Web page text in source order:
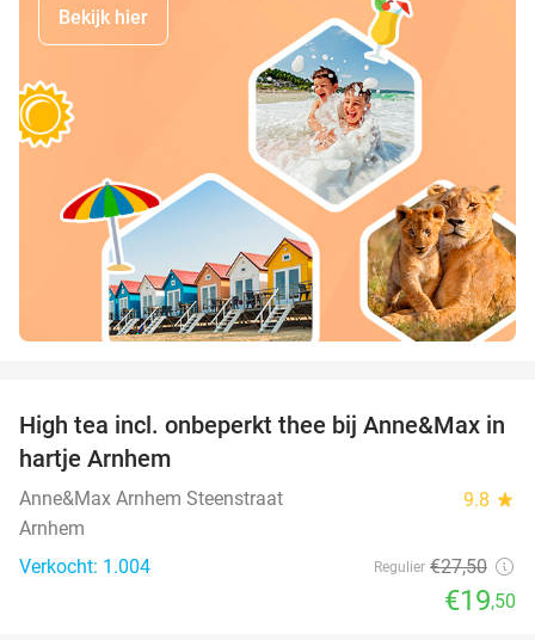
Bekijk hier
29%
High tea incl. onbeperkt thee bij Anne&Max in
hartje Arnhem
Anne&Max Arnhem Steenstraat 9.8 star
Arnhem
Verkocht: 1.004
Regulier €27,50
€19,50